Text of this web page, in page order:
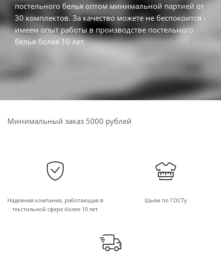
постельного белья оптом минимальной партией от
30 комплектов. За качество можете не беспокоится -
имеем опыт работы в производстве постельного
белья более 10 лет.
Минимальный заказ 5000 рублей
Надежная компания, работающая в
текстильной сфере более 10 лет.
Шьём по ГОСТу